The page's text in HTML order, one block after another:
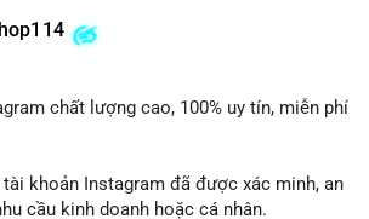
chất lượng cao, 100% uy tín, miễn phí
khoản Instagram đã được xác minh, an
cầu kinh doanh hoặc cá nhân.